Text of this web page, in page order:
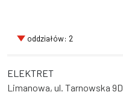
oddziałów: 2
ELEKTRET
Limanowa, ul. Tarnowska 9D